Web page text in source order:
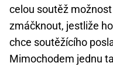
celou soutěž
zmáčknout, jestliže
chce soutěžícího
Mimochodem jednu